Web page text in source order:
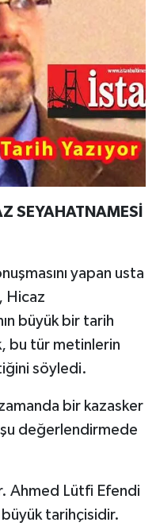
SEYAHATNAMESİ
yapan usta
Hicaz
büyük bir tarih
bu tür metinlerin
söyledi.
bir kazasker
değerlendirmede
Ahmed Lütfi Efendi
büyük tarihçisidir.